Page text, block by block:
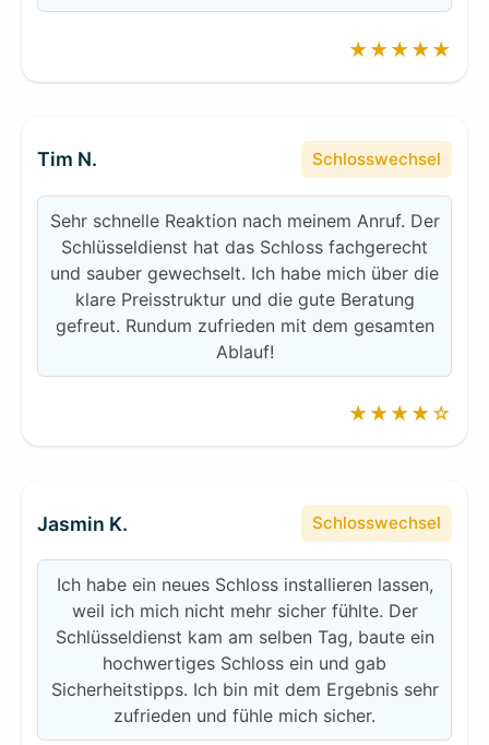
★★★★★
Tim N. Schlosswechsel
Sehr schnelle Reaktion nach meinem Anruf. Der
Schlüsseldienst hat das Schloss fachgerecht
und sauber gewechselt. Ich habe mich über die
klare Preisstruktur und die gute Beratung
gefreut. Rundum zufrieden mit dem gesamten
Ablauf!
★★★★☆
Jasmin K. Schlosswechsel
Ich habe ein neues Schloss installieren lassen,
weil ich mich nicht mehr sicher fühlte. Der
Schlüsseldienst kam am selben Tag, baute ein
hochwertiges Schloss ein und gab
Sicherheitstipps. Ich bin mit dem Ergebnis sehr
zufrieden und fühle mich sicher.